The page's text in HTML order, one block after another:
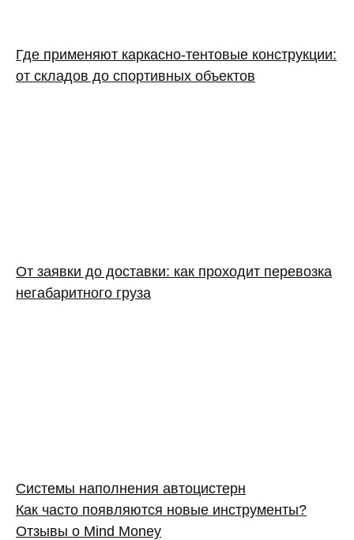
Где применяют каркасно‑тентовые конструкции:
от складов до спортивных объектов
От заявки до доставки: как проходит перевозка
негабаритного груза
Системы наполнения автоцистерн
Как часто появляются новые инструменты?
Отзывы о Mind Money